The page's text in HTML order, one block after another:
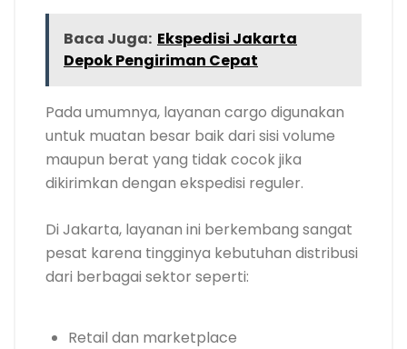
Baca Juga: Ekspedisi Jakarta
Depok Pengiriman Cepat
Pada umumnya, layanan cargo digunakan
untuk muatan besar baik dari sisi volume
maupun berat yang tidak cocok jika
dikirimkan dengan ekspedisi reguler.
Di Jakarta, layanan ini berkembang sangat
pesat karena tingginya kebutuhan distribusi
dari berbagai sektor seperti:
Retail dan marketplace